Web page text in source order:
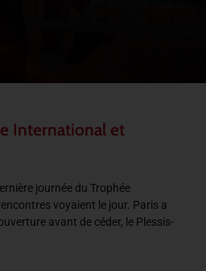
International et
journée du Trophée
voyaient le jour. Paris a
avant de céder, le Plessis-